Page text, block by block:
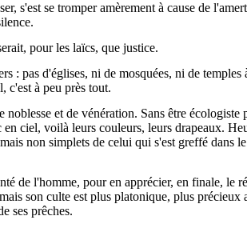
s'est se tromper amèrement à cause de
pour les laïcs, que justice.
: pas d'églises, ni de mosquées, ni de temples
c'est à peu près tout.
et de vénération. Sans être écologiste
ciel, voilà leurs couleurs, leurs drapeaux.
non simplets de celui qui s'est greffé dans
de l'homme, pour en apprécier, en finale, le
son culte est plus platonique, plus précieux
ses prêches.